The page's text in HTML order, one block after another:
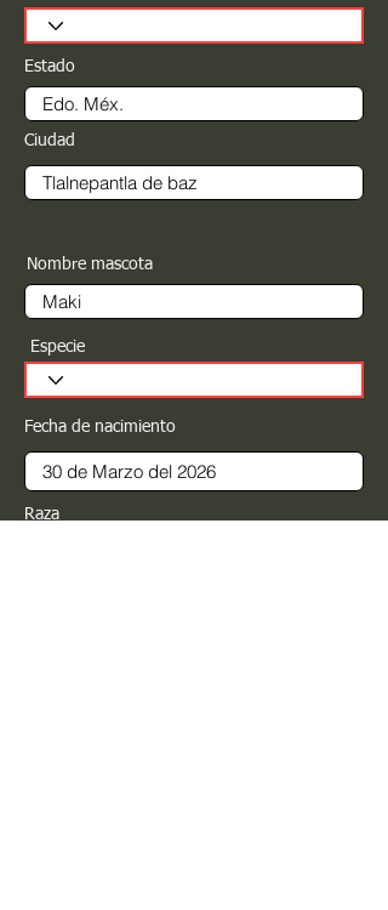
Estado
Ciudad
Nombre mascota
Especie
Fecha de nacimiento
Raza